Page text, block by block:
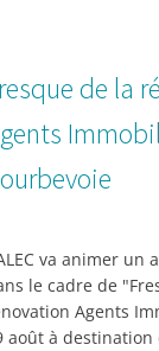
de la
va animer
le cadre de
Agents
août à